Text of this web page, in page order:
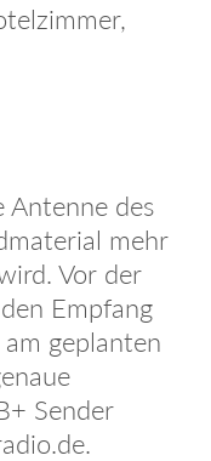
Antenne des
mehr
Vor der
Empfang
geplanten
Sender
.